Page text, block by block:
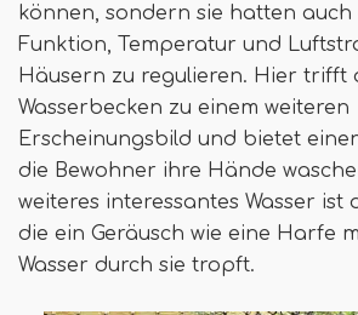
können, sondern sie hatten
Funktion, Temperatur und
Häusern zu regulieren. Hier trifft
Wasserbecken zu einem weiteren
Erscheinungsbild und bietet
die Bewohner ihre Hände
weiteres interessantes Wasser ist
die ein Geräusch wie eine Harfe
Wasser durch sie tropft.